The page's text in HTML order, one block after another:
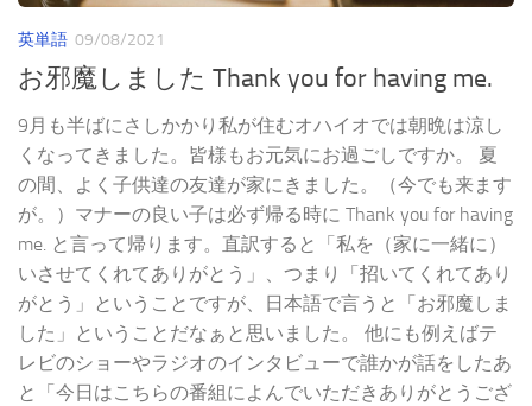
英単語 09/08/2021
お邪魔しました Thank you for having me.
9月も半ばにさしかかり私が住むオハイオでは朝晩は涼し
くなってきました。皆様もお元気にお過ごしですか。 夏
の間、よく子供達の友達が家にきました。（今でも来ます
が。）マナーの良い子は必ず帰る時に Thank you for having
me. と言って帰ります。直訳すると「私を（家に一緒に）
いさせてくれてありがとう」、つまり「招いてくれてあり
がとう」ということですが、日本語で言うと「お邪魔しま
した」ということだなぁと思いました。 他にも例えばテ
レビのショーやラジオのインタビューで誰かが話をしたあ
と「今日はこちらの番組によんでいただきありがとうござ